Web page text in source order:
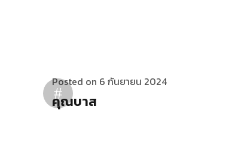
Posted on 6 กันยายน 2024
คุณบาส